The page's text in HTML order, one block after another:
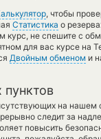
, чтобы
Статистика о
курс, не спешите с
для вас курсе на
Двойным обменом и
на нашем
следит за
повысить